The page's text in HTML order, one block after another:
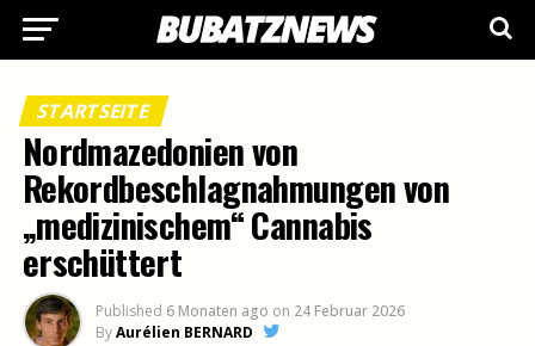
STARTSEITE
Nordmazedonien von
Rekordbeschlagnahmungen von
„medizinischem“ Cannabis
erschüttert
Published 6 Monaten ago on 24 Februar 2026
ByAurélien BERNARD